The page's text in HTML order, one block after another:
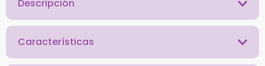
Descripción
Características